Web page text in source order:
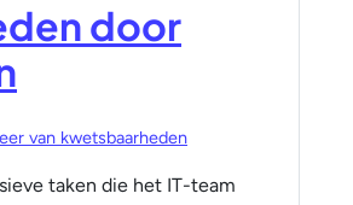
door
van kwetsbaarheden
taken die het IT-team